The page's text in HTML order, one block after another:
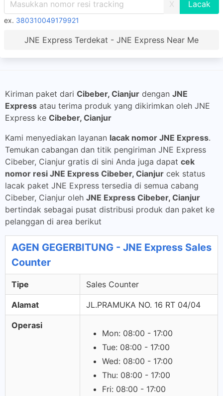
X
ex. 380310049179921
JNE Express Terdekat - JNE Express Near Me
Kiriman paket dari Cibeber, Cianjur dengan JNE
Express atau terima produk yang dikirimkan oleh JNE
Express ke Cibeber, Cianjur
Kami menyediakan layanan lacak nomor JNE Express.
Temukan cabangan dan titik pengiriman JNE Express
Cibeber, Cianjur gratis di sini Anda juga dapat cek
nomor resi JNE Express Cibeber, Cianjur cek status
lacak paket JNE Express tersedia di semua cabang
Cibeber, Cianjur oleh JNE Express Cibeber, Cianjur
bertindak sebagai pusat distribusi produk dan paket ke
pelanggan di area berikut
AGEN GEGERBITUNG - JNE Express Sales
Counter
Tipe Sales Counter
Alamat JL.PRAMUKA NO. 16 RT 04/04
Operasi
Mon: 08:00 - 17:00
Tue: 08:00 - 17:00
Wed: 08:00 - 17:00
Thu: 08:00 - 17:00
Fri: 08:00 - 17:00